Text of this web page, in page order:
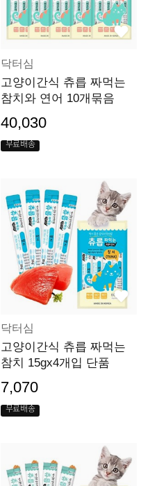
닥터심
고양이간식 츄릅 짜먹는
참치와 연어 10개묶음
40,030
무료배송
닥터심
고양이간식 츄릅 짜먹는
참치 15gx4개입 단품
7,070
무료배송